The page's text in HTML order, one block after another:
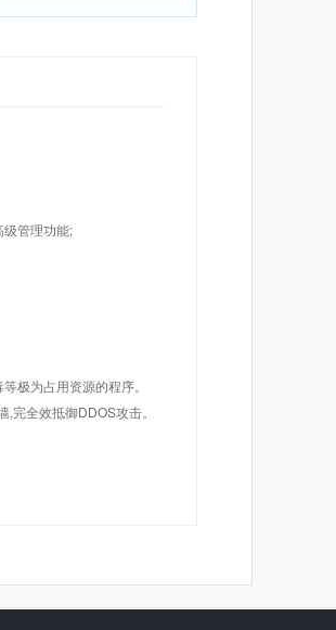
管理功能;
极为占用资源的程序。
全效抵御DDOS攻击。